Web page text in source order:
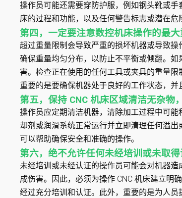
操作员可能还需要穿防护服，例如钢头靴或
床的过程和功能，以及任何警告标志或潜在危
第四，一定要注意数控机床操作的最大
超过重量限制会导致严重的损坏机器或导致
确保重量均匀分布，以防止不平衡或倾翻。
害。检查正在使用的任何工具或夹具的重量限
重要的是要确保机器处于良好的工作状态，并
第五，保持 CNC 机床区域清洁无杂物
操作员应定期清洁机器，清除加工过程中可
却剂或润滑系统正常运行并立即清理任何溢
可以帮助确保安全和准确的操作。
第六，绝不允许任何未经培训或未取
未经培训或未经认证的操作员可能会对机器
成伤害。因此，必须为操作 CNC 机床建立明
经过充分培训和认证。此外，重要的是为人